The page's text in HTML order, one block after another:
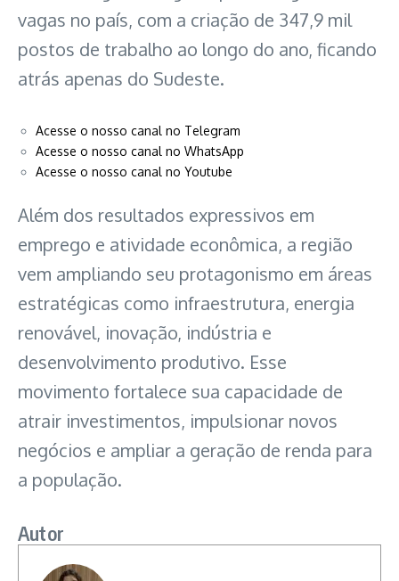
vagas no país, com a criação de 347,9 mil
postos de trabalho ao longo do ano, ficando
atrás apenas do Sudeste.
Acesse o nosso canal no Telegram
Acesse o nosso canal no WhatsApp
Acesse o nosso canal no Youtube
Além dos resultados expressivos em
emprego e atividade econômica, a região
vem ampliando seu protagonismo em áreas
estratégicas como infraestrutura, energia
renovável, inovação, indústria e
desenvolvimento produtivo. Esse
movimento fortalece sua capacidade de
atrair investimentos, impulsionar novos
negócios e ampliar a geração de renda para
a população.
Autor